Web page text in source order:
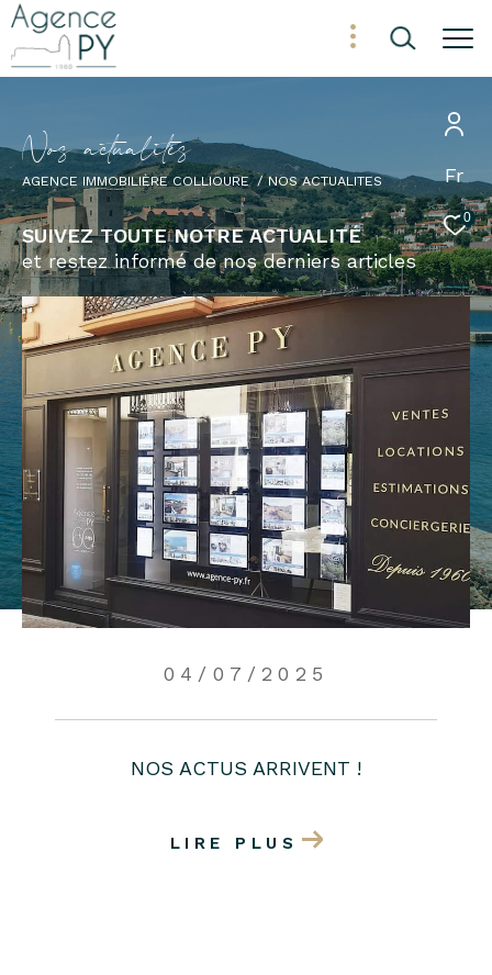
Fr
0
Nos actualités
AGENCE IMMOBILIÈRE COLLIOURE NOS ACTUALITES
SUIVEZ TOUTE NOTRE ACTUALITÉ
et restez informé de nos derniers articles
04/07/2025
NOS ACTUS ARRIVENT !
LIRE PLUS